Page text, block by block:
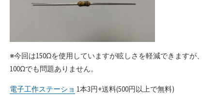
※今回は150Ωを使用していますが眩しさを軽減できますが、
100Ωでも問題ありません。
電子工作ステーショ 1本3円+送料(500円以上で無料)